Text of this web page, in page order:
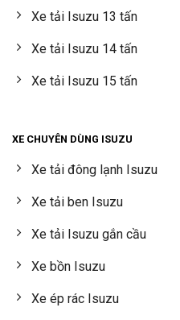
Xe tải Isuzu 13 tấn
Xe tải Isuzu 14 tấn
Xe tải Isuzu 15 tấn
XE CHUYÊN DÙNG ISUZU
Xe tải đông lạnh Isuzu
Xe tải ben Isuzu
Xe tải Isuzu gắn cầu
Xe bồn Isuzu
Xe ép rác Isuzu